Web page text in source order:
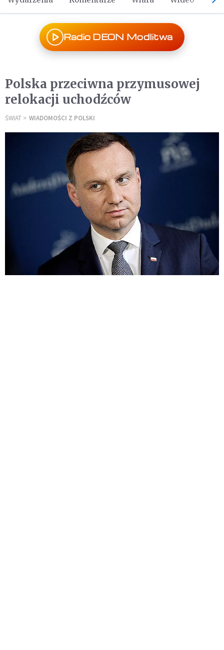
Radio DEON Modlitwa
Polska przeciwna przymusowej
relokacji uchodźców
ŚWIAT WIADOMOŚCI Z POLSKI